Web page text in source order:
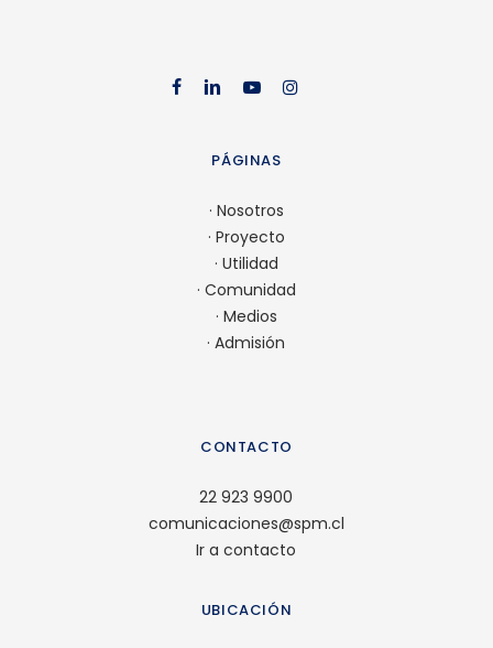
facebook
linkedin
youtube
PÁGINAS
· Nosotros
· Proyecto
· Utilidad
· Comunidad
· Medios
·Admisión
CONTACTO
22 923 9900
comunicaciones@spm.cl
Ir a contacto
UBICACIÓN